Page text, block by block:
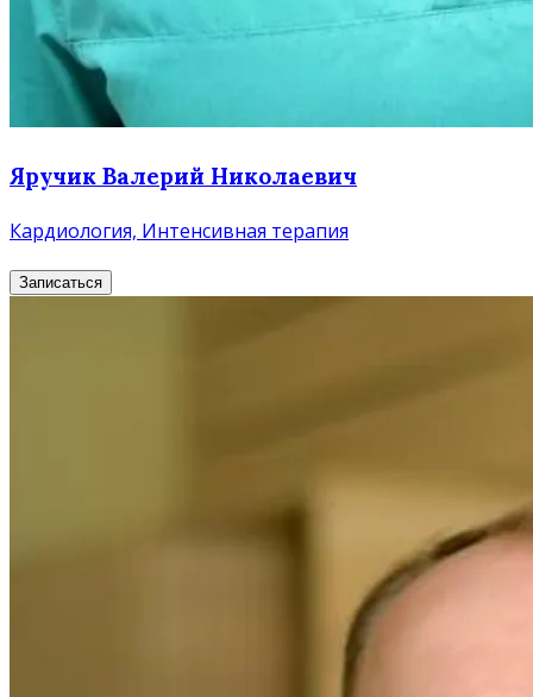
Яручик Валерий Николаевич
Кардиология, Интенсивная терапия
Записаться